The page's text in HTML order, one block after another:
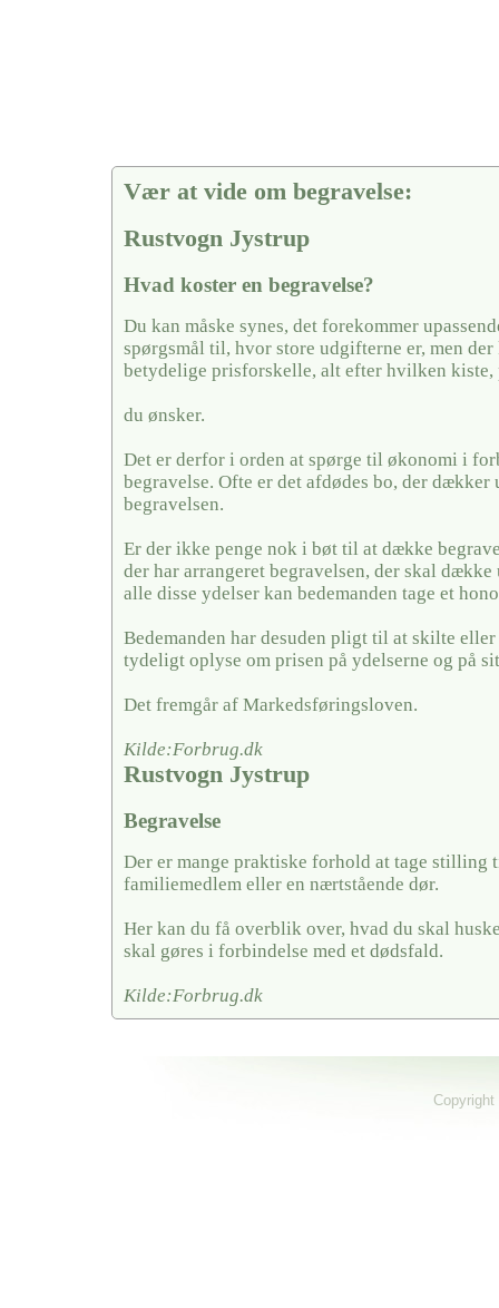
Vær at vide om begravelse:
Rustvogn Jystrup
Hvad koster en begravelse?
Du kan måske synes, det forekommer
spørgsmål til, hvor store udgifterne er, men
betydelige prisforskelle, alt efter hvilken kiste,
du ønsker.
Det er derfor i orden at spørge til økonomi i
begravelse. Ofte er det afdødes bo, der
begravelsen.
Er der ikke penge nok i bøt til at dække
der har arrangeret begravelsen, der skal
alle disse ydelser kan bedemanden tage et
Bedemanden har desuden pligt til at skilte eller
tydeligt oplyse om prisen på ydelserne og på
Det fremgår af Markedsføringsloven.
Kilde:Forbrug.dk
Rustvogn Jystrup
Begravelse
Der er mange praktiske forhold at tage stilling
familiemedlem eller en nærtstående dør.
Her kan du få overblik over, hvad du skal
skal gøres i forbindelse med et dødsfald.
Kilde:Forbrug.dk